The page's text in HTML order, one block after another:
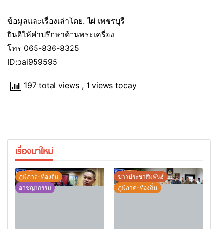
​ข้อมูลและเรื่องเล่าโดย. ไผ่ เพชรบุรี
ยินดีให้คำปรึกษาด้านพระเครื่อง
โทร 065-836-8325
ID:pai959595
197 total views , 1 views today
เรื่องมาใหม่
ภูมิภาค-ท้องถิ่น
อาชญากรรม
ข่าวประชาสัมพันธ์
ภูมิภาค-ท้องถิ่น